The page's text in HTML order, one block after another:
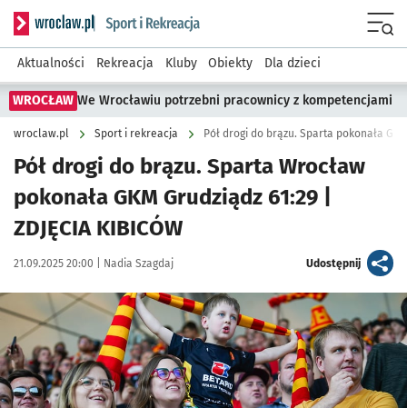
Serwis informacyjny wroclaw.pl podserwis: Sport i rekreacja
Aktualności Rekreacja Kluby Obiekty Dla dzieci
WROCŁAW We Wrocławiu potrzebni pracownicy z kompetencjami
wroclaw.pl Sport i rekreacja Pół drogi do brązu. Sparta pokonała GKM
Pół drogi do brązu. Sparta Wrocław
pokonała GKM Grudziądz 61:29 |
ZDJĘCIA KIBICÓW
Data publikacji:
21.09.2025 20:00 | Autor:
Nadia Szagdaj Udostępnijartykuł
Kliknij, aby zobaczyć galerię